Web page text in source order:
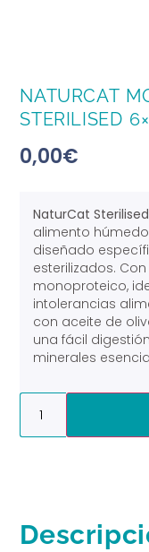
NATURCAT
STERILISED
0,00€
NaturCat
alimento
diseñado
esterilizados.
monoproteico,
intolerancias
con aceite de
una fácil
minerales